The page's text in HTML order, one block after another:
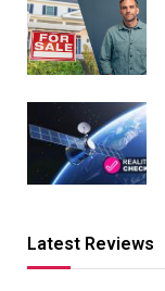
Latest Reviews